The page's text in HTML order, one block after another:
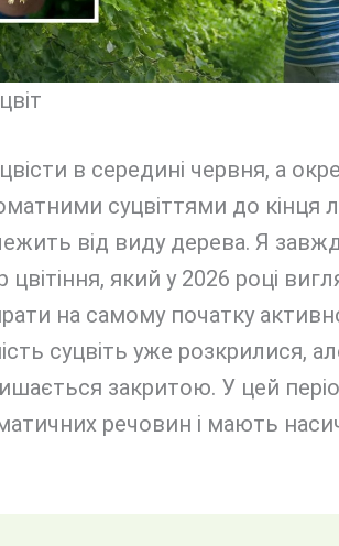
в середині червня, а
суцвіттями до кінця
від виду дерева. Я
який у 2026 році
на самому початку
суцвіть уже розкрилися,
закритою. У цей
речовин і мають